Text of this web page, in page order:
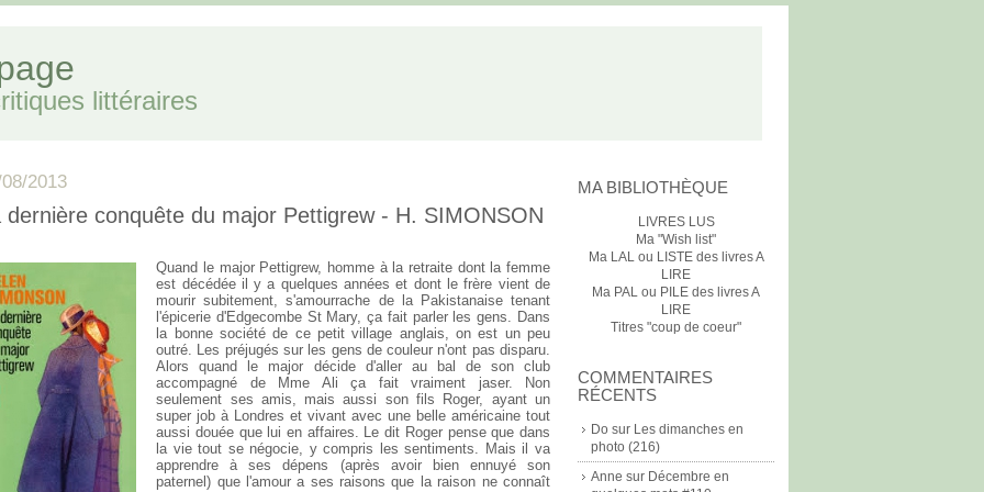
littéraires
MA BIBLIOTHÈQUE
LIVRES LUS
Ma "Wish list"
Ma LAL ou LISTE des livres A
LIRE
Ma PAL ou PILE des livres A
LIRE
Titres "coup de coeur"
COMMENTAIRES
RÉCENTS
Do sur Les dimanches en
photo (216)
Anne sur Décembre en
2013
dernière conquête du major Pettigrew - H. SIMONSON
Quand le major Pettigrew, homme à la retraite dont la femme
est décédée il y a quelques années et dont le frère vient de
mourir subitement, s'amourrache de la Pakistanaise tenant
l'épicerie d'Edgecombe St Mary, ça fait parler les gens. Dans
la bonne société de ce petit village anglais, on est un peu
outré. Les préjugés sur les gens de couleur n'ont pas disparu.
Alors quand le major décide d'aller au bal de son club
accompagné de Mme Ali ça fait vraiment jaser. Non
seulement ses amis, mais aussi son fils Roger, ayant un
super job à Londres et vivant avec une belle américaine tout
aussi douée que lui en affaires. Le dit Roger pense que dans
la vie tout se négocie, y compris les sentiments. Mais il va
apprendre à ses dépens (après avoir bien ennuyé son
paternel) que l'amour a ses raisons que la raison ne connaît